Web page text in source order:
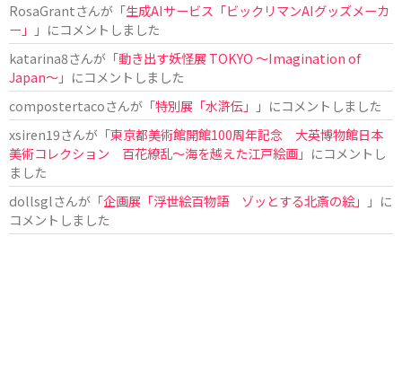
RosaGrantさんが「生成AIサービス「ビックリマンAIグッズメーカ
ー」
」にコメントしました
katarina8さんが「動き出す妖怪展 TOKYO 〜Imagination of
Japan〜」にコメントしました
compostertacoさんが「特別展「水滸伝」
」にコメントしました
xsiren19さんが「東京都美術館開館100周年記念 大英博物館日本
美術コレクション 百花繚乱～海を越えた江戸絵画」にコメントし
ました
dollsglさんが「企画展「浮世絵百物語 ゾッとする北斎の絵」
」に
コメントしました